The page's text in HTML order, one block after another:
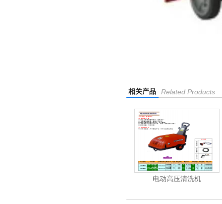
相关产品 Related Products
电动高压清洗机